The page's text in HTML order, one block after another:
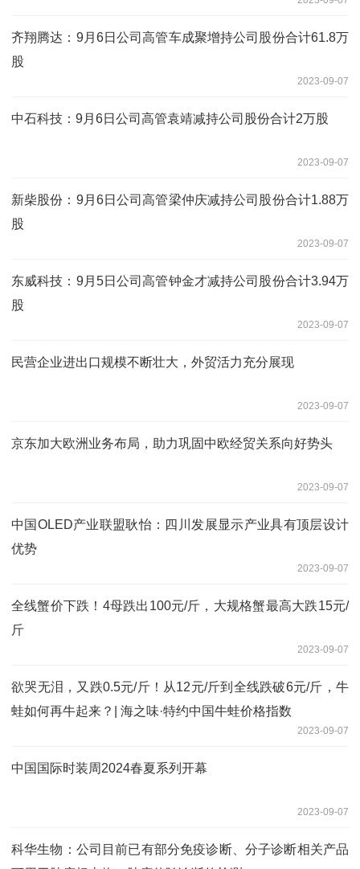
齐翔腾达：9月6日公司高管车成聚增持公司股份合计61.8万
股
2023-09-07
中石科技：9月6日公司高管袁靖减持公司股份合计2万股
2023-09-07
新柴股份：9月6日公司高管梁仲庆减持公司股份合计1.88万
股
2023-09-07
东威科技：9月5日公司高管钟金才减持公司股份合计3.94万
股
2023-09-07
民营企业进出口规模不断壮大，外贸活力充分展现
2023-09-07
京东加大欧洲业务布局，助力巩固中欧经贸关系向好势头
2023-09-07
中国OLED产业联盟耿怡：四川发展显示产业具有顶层设计
优势
2023-09-07
全线蟹价下跌！4母跌出100元/斤，大规格蟹最高大跌15元/
斤
2023-09-07
欲哭无泪，又跌0.5元/斤！从12元/斤到全线跌破6元/斤，牛
蛙如何再牛起来？| 海之味·特约中国牛蛙价格指数
2023-09-07
中国国际时装周2024春夏系列开幕
2023-09-07
科华生物：公司目前已有部分免疫诊断、分子诊断相关产品